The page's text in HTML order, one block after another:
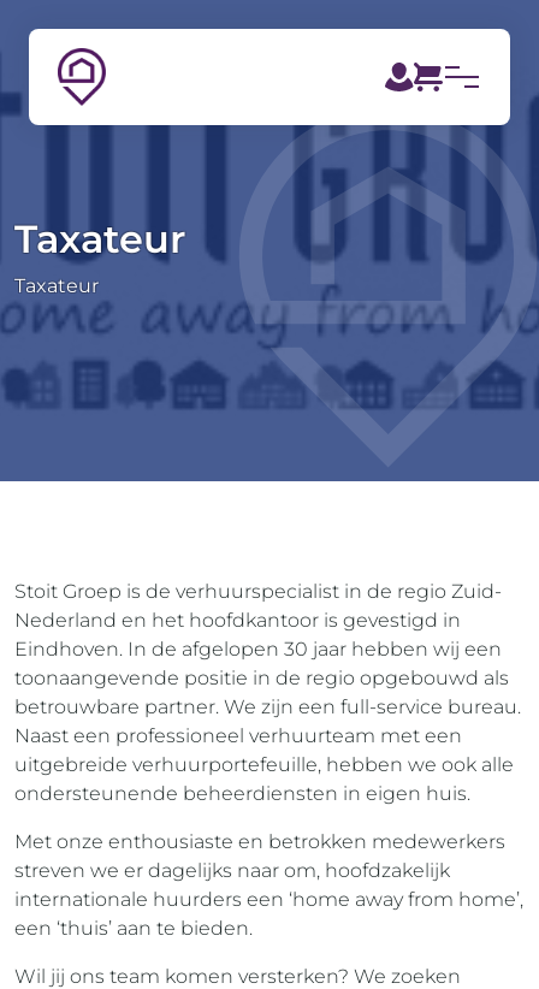
Taxateur
Taxateur
Stoit Groep is de verhuurspecialist in de regio Zuid-
Nederland en het hoofdkantoor is gevestigd in
Eindhoven. In de afgelopen 30 jaar hebben wij een
toonaangevende positie in de regio opgebouwd als
betrouwbare partner. We zijn een full-service bureau.
Naast een professioneel verhuurteam met een
uitgebreide verhuurportefeuille, hebben we ook alle
ondersteunende beheerdiensten in eigen huis.
Met onze enthousiaste en betrokken medewerkers
streven we er dagelijks naar om, hoofdzakelijk
internationale huurders een ‘home away from home’,
een ‘thuis’ aan te bieden.
Wil jij ons team komen versterken? We zoeken